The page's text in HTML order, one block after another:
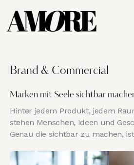
Brand & Commercial
Marken mit Seele sichtbar
Hinter jedem Produkt, jedem
stehen Menschen, Ideen und
Genau die sichtbar zu machen,